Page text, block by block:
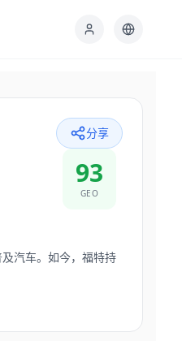
分享
93
GEO
汽车。如今，福特持